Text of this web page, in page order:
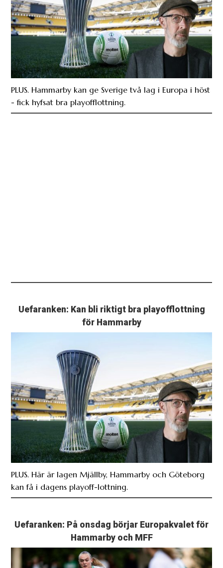
PLUS. Hammarby kan ge Sverige två lag i Europa i höst
- fick hyfsat bra playofflottning.
Uefaranken: Kan bli riktigt bra playofflottning
för Hammarby
PLUS. Här är lagen Mjällby, Hammarby och Göteborg
kan få i dagens playoff-lottning.
Uefaranken: På onsdag börjar Europakvalet för
Hammarby och MFF